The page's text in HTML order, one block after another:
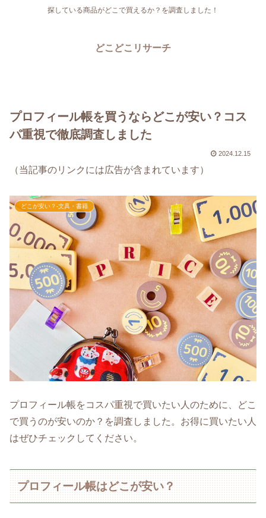
探している商品がどこで買えるか？を調査しました！
どこどこリサーチ
プロフィール帳を買うならどこが安い？コス
パ重視で徹底調査しました
2024.12.15
（当記事のリンクには広告が含まれています）
どこが安い？-文具・書籍
プロフィール帳をコスパ重視で買いたい人のために、どこ
で買うのが安いのか？を調査しました。お得に買いたい人
はぜひチェックしてください。
プロフィール帳はどこが安い？